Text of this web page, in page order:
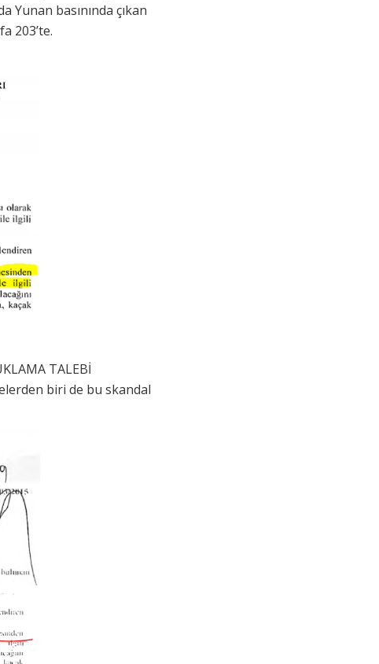
Yunan basınında çıkan
203’te.
TALEBİ
biri de bu skandal